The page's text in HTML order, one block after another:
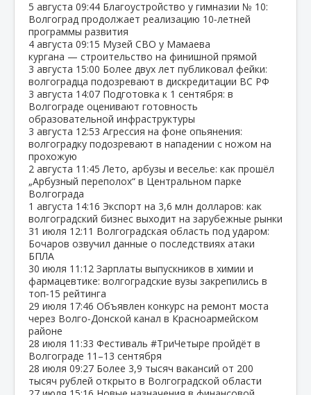
5 августа 09:44 Благоустройство у гимназии № 10:
Волгоград продолжает реализацию 10‑летней
программы развития
4 августа 09:15 Музей СВО у Мамаева
кургана — строительство на финишной прямой
3 августа 15:00 Более двух лет публиковал фейки:
волгоградца подозревают в дискредитации ВС РФ
3 августа 14:07 Подготовка к 1 сентября: в
Волгограде оценивают готовность
образовательной инфраструктуры
3 августа 12:53 Агрессия на фоне опьянения:
волгоградку подозревают в нападении с ножом на
прохожую
2 августа 11:45 Лето, арбузы и веселье: как прошёл
„Арбузный переполох“ в Центральном парке
Волгограда
1 августа 14:16 Экспорт на 3,6 млн долларов: как
волгоградский бизнес выходит на зарубежные рынки
31 июля 12:11 Волгоградская область под ударом:
Бочаров озвучил данные о последствиях атаки
БПЛА
30 июля 11:12 Зарплаты выпускников в химии и
фармацевтике: волгоградские вузы закрепились в
топ‑15 рейтинга
29 июля 17:46 Объявлен конкурс на ремонт моста
через Волго‑Донской канал в Красноармейском
районе
28 июля 11:33 Фестиваль #ТриЧетыре пройдёт в
Волгограде 11–13 сентября
28 июля 09:27 Более 3,9 тысяч вакансий от 200
тысяч рублей открыто в Волгоградской области